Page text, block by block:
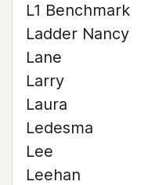
L1 Benchmark
Ladder Nancy
Lane
Larry
Laura
Ledesma
Lee
Leehan